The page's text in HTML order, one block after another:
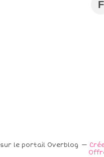
F
sur le portail Overblog